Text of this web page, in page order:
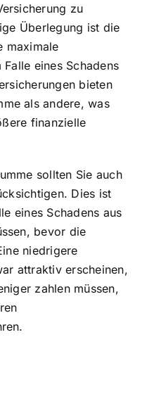
zu
Überlegung ist die
maximale
eines Schadens
bieten
als andere, was
finanzielle
sollten Sie auch
Dies ist
eines Schadens aus
bevor die
niedrigere
attraktiv erscheinen,
zahlen müssen,